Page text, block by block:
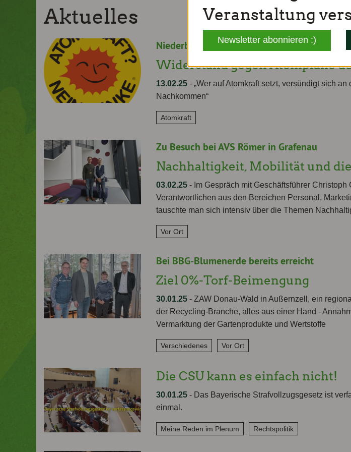
Aktuelles
Niederbayerns Grüne sind sich einig
Widerstand gegen Atompläne
13.02.25- „Wer auf Atomkraft setzt, versündigt sich an
Nachkommen“
Atomkraft
Zu Besuch bei AVS Römer in Grafenau
Nachhaltigkeit, Mobilität und
03.02.25- Im Gespräch mit Geschäftsführer Christoph
Verantwortlichen aus den Bereichen Personal,
tauschte man sich intensiv über die Themen
Vor Ort
Bei BBG-Blumenerde bereits erreicht
Ziel 0%-Torf-Beimengung
30.01.25- ZAW Donau-Wald in Außernzell, ein
der Recycling-Branche, alles aus einer Hand -
Vermarktung der Gartenprodukte und Wertstoffe
Verschiedenes Vor Ort
Die CSU kann es einfach nicht!
30.01.25- Das Bayerische Strafvollzugsgesetz ist
einmal.
Meine Reden im Plenum Rechtspolitik
Veranstaltung
Newsletter abonnieren :)